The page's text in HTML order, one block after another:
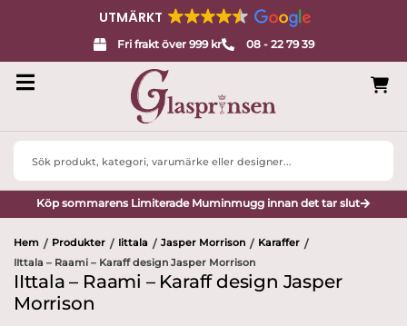
UTMÄRKT
Fri frakt över 999 kr 08 - 22 79 39
Search
Köp sommarens Limiterade Muminmugg innan det tar slut
Hem / Produkter / Iittala / Jasper Morrison / Karaffer /
IIttala – Raami – Karaff design Jasper Morrison
IIttala – Raami – Karaff design Jasper
Morrison